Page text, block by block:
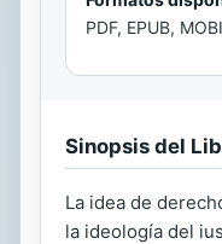
PDF, EPUB, MOBI
Sinopsis del
La idea de
la ideología del